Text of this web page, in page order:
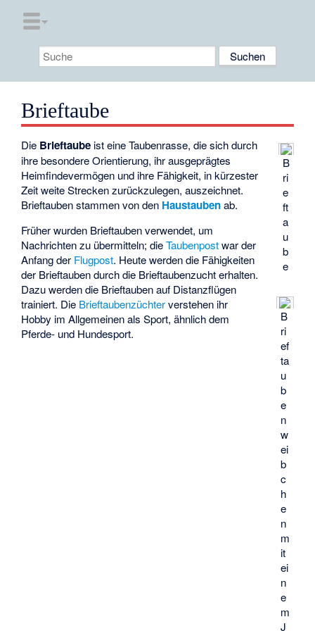
Brieftaube
B
ri
e
ft
a
u
b
e
B
ri
ef
ta
u
b
e
n
w
ei
b
c
h
e
n
m
it
ei
n
e
m
J
Die Brieftaube ist eine Taubenrasse, die sich durch
ihre besondere Orientierung, ihr ausgeprägtes
Heimfindevermögen und ihre Fähigkeit, in kürzester
Zeit weite Strecken zurückzulegen, auszeichnet.
Brieftauben stammen von den Haustaubenab.
Früher wurden Brieftauben verwendet, um
Nachrichten zu übermitteln; dieTaubenpostwar der
Anfang der Flugpost. Heute werden die Fähigkeiten
der Brieftauben durch die Brieftaubenzucht erhalten.
Dazu werden die Brieftauben auf Distanzflügen
trainiert. Die Brieftaubenzüchterverstehen ihr
Hobby im Allgemeinen als Sport, ähnlich dem
Pferde- und Hundesport.